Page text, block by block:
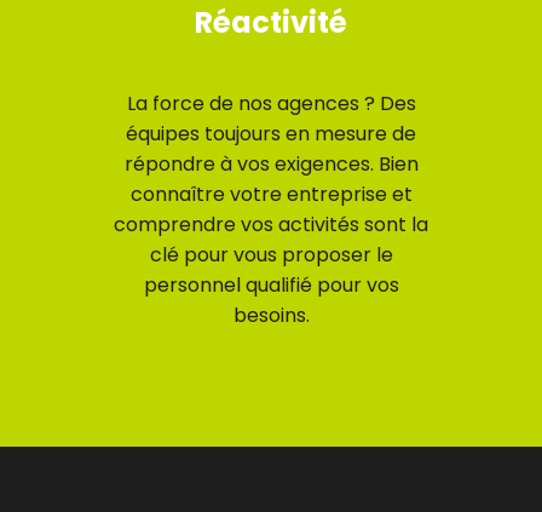
Réactivité
La force de nos agences ? Des
équipes toujours en mesure de
répondre à vos exigences. Bien
connaître votre entreprise et
comprendre vos activités sont la
clé pour vous proposer le
personnel qualifié pour vos
besoins.